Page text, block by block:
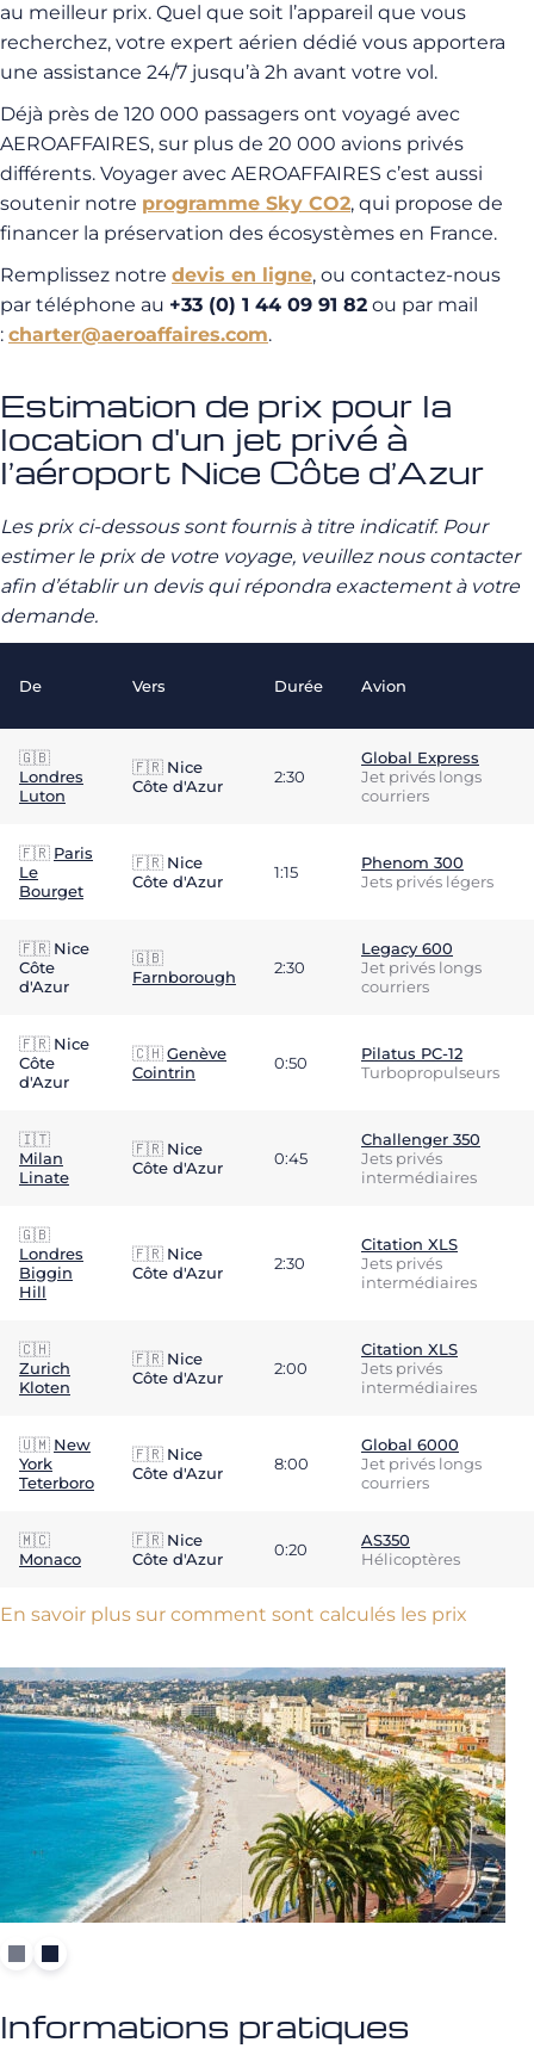
au meilleur prix. Quel que soit l’appareil que vous
recherchez, votre expert aérien dédié vous apportera
une assistance 24/7 jusqu’à 2h avant votre vol.
Déjà près de 120 000 passagers ont voyagé avec
AEROAFFAIRES, sur plus de 20 000 avions privés
différents. Voyager avec AEROAFFAIRES c’est aussi
soutenir notre programme Sky CO2, qui propose de
financer la préservation des écosystèmes en France.
Remplissez notre devis en ligne, ou contactez-nous
par téléphone au +33 (0) 1 44 09 91 82 ou par mail
: charter@aeroaffaires.com.
Estimation de prix pour la
location d'un jet privé à
l’aéroport Nice Côte d’Azur
Les prix ci-dessous sont fournis à titre indicatif. Pour
estimer le prix de votre voyage, veuillez nous contacter
afin d’établir un devis qui répondra exactement à votre
demande.
De Vers Durée Avion
🇬🇧
Londres
Luton
🇫🇷 Nice
Côte d'Azur
2:30
Global Express
Jet privés longs
courriers
🇫🇷 Paris
Le
Bourget
🇫🇷 Nice
Côte d'Azur
1:15
Phenom 300
Jets privés légers
🇫🇷 Nice
Côte
d'Azur
🇬🇧
Farnborough
2:30
Legacy 600
Jet privés longs
courriers
🇫🇷 Nice
Côte
d'Azur
🇨🇭Genève
Cointrin
0:50
Pilatus PC-12
Turbopropulseurs
🇮🇹
Milan
Linate
🇫🇷 Nice
Côte d'Azur
0:45
Challenger 350
Jets privés
intermédiaires
🇬🇧
Londres
Biggin
Hill
🇫🇷 Nice
Côte d'Azur
2:30
Citation XLS
Jets privés
intermédiaires
🇨🇭
Zurich
Kloten
🇫🇷 Nice
Côte d'Azur
2:00
Citation XLS
Jets privés
intermédiaires
🇺🇲 New
York
Teterboro
🇫🇷 Nice
Côte d'Azur
8:00
Global 6000
Jet privés longs
courriers
🇲🇨
Monaco
🇫🇷 Nice
Côte d'Azur
0:20
AS350
Hélicoptères
En savoir plus sur comment sont calculés les prix
Informations pratiques